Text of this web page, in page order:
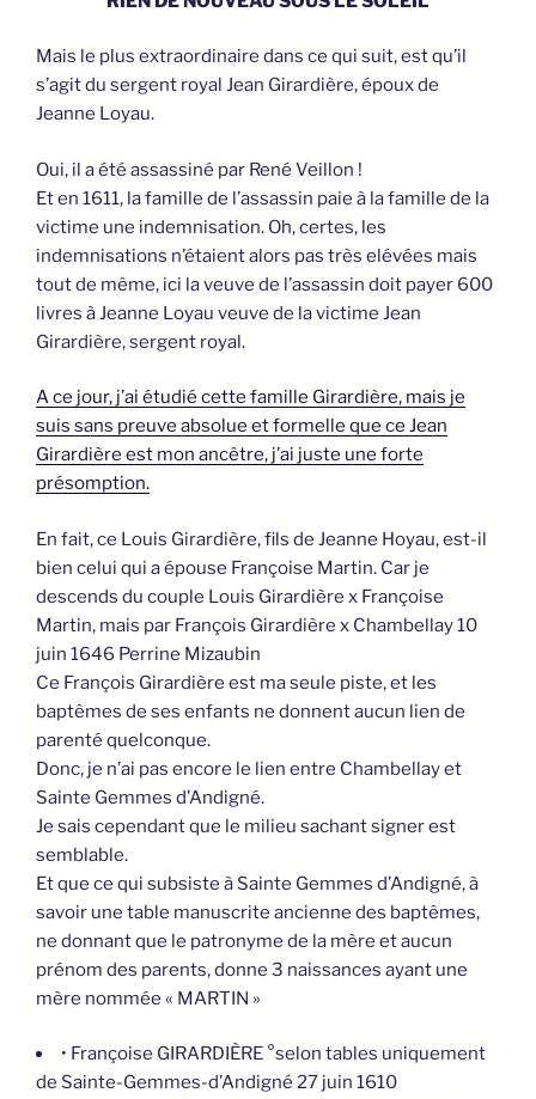
Mais le plus extraordinaire dans ce qui suit, est qu’il
s’agit du sergent royal Jean Girardière, époux de
Jeanne Loyau.
Oui, il a été assassiné par René Veillon !
Et en 1611, la famille de l’assassin paie à la famille de la
victime une indemnisation. Oh, certes, les
indemnisations n’étaient alors pas très elévées mais
tout de même, ici la veuve de l’assassin doit payer 600
livres à Jeanne Loyau veuve de la victime Jean
Girardière, sergent royal.
A ce jour, j’ai étudié cette famille Girardière, mais je
suis sans preuve absolue et formelle que ce Jean
Girardière est mon ancêtre, j’ai juste une forte
présomption.
En fait, ce Louis Girardière, fils de Jeanne Hoyau, est-il
bien celui qui a épouse Françoise Martin. Car je
descends du couple Louis Girardière x Françoise
Martin, mais par François Girardière x Chambellay 10
juin 1646 Perrine Mizaubin
Ce François Girardière est ma seule piste, et les
baptêmes de ses enfants ne donnent aucun lien de
parenté quelconque.
Donc, je n’ai pas encore le lien entre Chambellay et
Sainte Gemmes d’Andigné.
Je sais cependant que le milieu sachant signer est
semblable.
Et que ce qui subsiste à Sainte Gemmes d’Andigné, à
savoir une table manuscrite ancienne des baptêmes,
ne donnant que le patronyme de la mère et aucun
prénom des parents, donne 3 naissances ayant une
mère nommée « MARTIN »
• Françoise GIRARDIÈRE °selon tables uniquement
de Sainte-Gemmes-d’Andigné 27 juin 1610